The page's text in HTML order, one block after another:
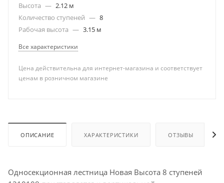
Высота — 2.12 м
Количество ступеней — 8
Рабочая высота — 3.15 м
Все характеристики
Цена действительна для интернет-магазина и соответствует
ценам в розничном магазине
ОПИСАНИЕ ХАРАКТЕРИСТИКИ ОТЗЫВЫ
Односекционная лестница Новая Высота 8 ступеней